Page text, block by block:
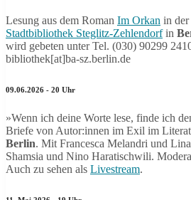
Lesung aus dem Roman Im Orkan in der
Stadtbibliothek Steglitz-Zehlendorfin
wird gebeten unter Tel. (030) 90299
bibliothek[at]ba-sz.berlin.de
09.06.2026 - 20 Uhr
»Wenn ich deine Worte lese, finde ich
Briefe von Autor:innen im Exil im
Berlin. Mit Francesca Melandri und
Shamsia und Nino Haratischwili.
Auch zu sehen als Livestream.